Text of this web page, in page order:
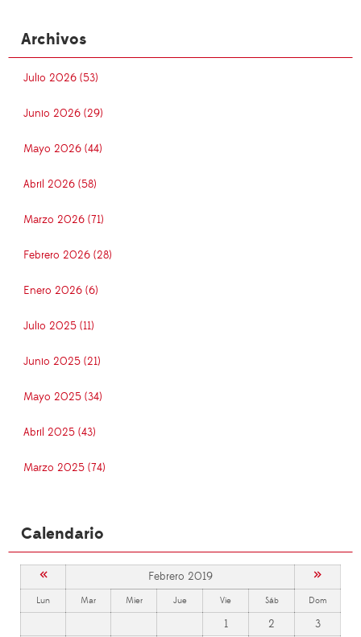
Archivos
Julio 2026 (53)
Junio 2026 (29)
Mayo 2026 (44)
Abril 2026 (58)
Marzo 2026 (71)
Febrero 2026 (28)
Enero 2026 (6)
Julio 2025 (11)
Junio 2025 (21)
Mayo 2025 (34)
Abril 2025 (43)
Marzo 2025 (74)
Calendario
« Febrero 2019 »
Lun Mar Mier Jue Vie Sáb Dom
1 2
3